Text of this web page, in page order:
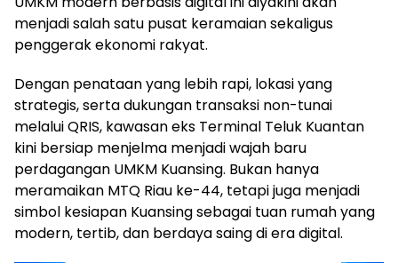
menjadi salah satu pusat keramaian sekaligus
penggerak ekonomi rakyat.
Dengan penataan yang lebih rapi, lokasi yang
strategis, serta dukungan transaksi non-tunai
melalui QRIS, kawasan eks Terminal Teluk Kuantan
kini bersiap menjelma menjadi wajah baru
perdagangan UMKM Kuansing. Bukan hanya
meramaikan MTQ Riau ke-44, tetapi juga menjadi
simbol kesiapan Kuansing sebagai tuan rumah yang
modern, tertib, dan berdaya saing di era digital.